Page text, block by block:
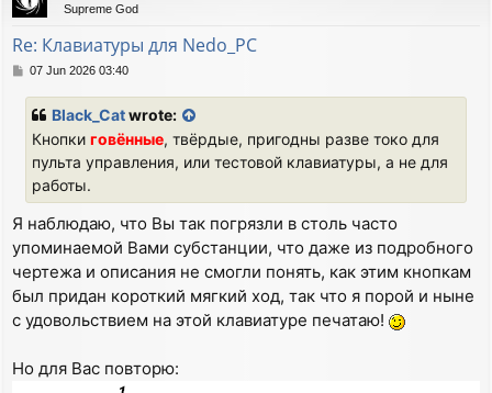
Supreme God
Re: Клавиатуры для Nedo_PC
P07 Jun 2026 03:40
Black_Catwrote:
Кнопки говённые, твёрдые, пригодны разве токо для
пульта управления, или тестовой клавиатуры, а не для
работы.
Я наблюдаю, что Вы так погрязли в столь часто
упоминаемой Вами субстанции, что даже из подробного
чертежа и описания не смогли понять, как этим кнопкам
был придан короткий мягкий ход, так что я порой и ныне
с удовольствием на этой клавиатуре печатаю!
Но для Вас повторю: